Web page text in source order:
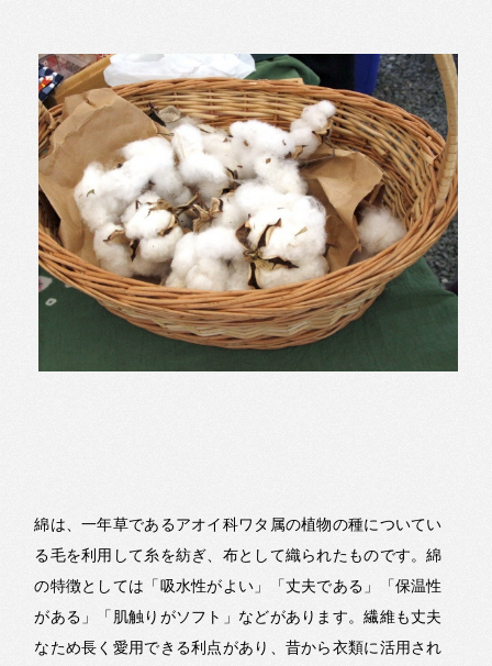
綿は、一年草であるアオイ科ワタ属の植物の種についてい
る毛を利用して糸を紡ぎ、布として織られたものです。綿
の特徴としては「吸水性がよい」「丈夫である」「保温性
がある」「肌触りがソフト」などがあります。繊維も丈夫
なため長く愛用できる利点があり、昔から衣類に活用され